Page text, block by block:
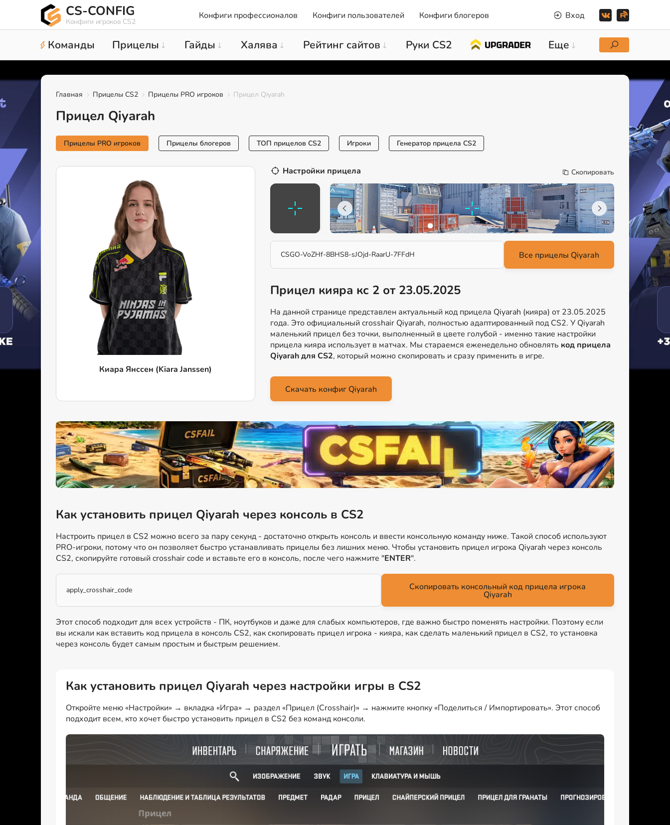
CS-CONFIG
Конфиги игроков CS2
Конфиги профессионалов Конфиги пользователей Конфиги блогеров Вход
Команды Прицелы Гайды Халява Рейтинг сайтов Руки CS2 Еще
Главная Прицелы CS2 Прицелы PRO игроков Прицел Qiyarah
Прицел Qiyarah
Прицелы PRO игроков Прицелы блогеров ТОП прицелов CS2 Игроки Генератор прицела CS2
Киара Янссен (Kiara Janssen)
Настройки прицела Скопировать
CSGO-VoZHf-8BHS8-sJOjd-RaarU-7FFdH
Прицел кияра кс 2 от 23.05.2025
На данной странице представлен актуальный код прицела Qiyarah (кияра) от 23.05.2025
года. Это официальный crosshair Qiyarah, полностью адаптированный под CS2. У Qiyarah
маленький прицел без точки, выполненный в цвете голубой - именно такие настройки
прицела кияра использует в матчах. Мы стараемся еженедельно обновлять код прицела
Qiyarah для CS2, который можно скопировать и сразу применить в игре.
Скачать конфиг Qiyarah
Как установить прицел Qiyarah через консоль в CS2
Настроить прицел в CS2 можно всего за пару секунд - достаточно открыть консоль и ввести консольную команду ниже. Такой способ используют
PRO-игроки, потому что он позволяет быстро устанавливать прицелы без лишних меню. Чтобы установить прицел игрока Qiyarah через консоль
CS2, скопируйте готовый crosshair code и вставьте его в консоль, после чего нажмите "ENTER".
apply_crosshair_code Скопировать консольный код прицела игрока
Qiyarah
Этот способ подходит для всех устройств - ПК, ноутбуков и даже для слабых компьютеров, где важно быстро поменять настройки. Поэтому если
вы искали как вставить код прицела в консоль CS2, как скопировать прицел игрока - кияра, как сделать маленький прицел в CS2, то установка
через консоль будет самым простым и быстрым решением.
Как установить прицел Qiyarah через настройки игры в CS2
Откройте меню «Настройки» → вкладка «Игра» → раздел «Прицел (Crosshair)» → нажмите кнопку «Поделиться / Импортировать». Этот способ
подходит всем, кто хочет быстро установить прицел в CS2 без команд консоли.